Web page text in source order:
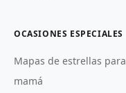
OCASIONES ESPECIALES
Mapas de estrellas para
mamá